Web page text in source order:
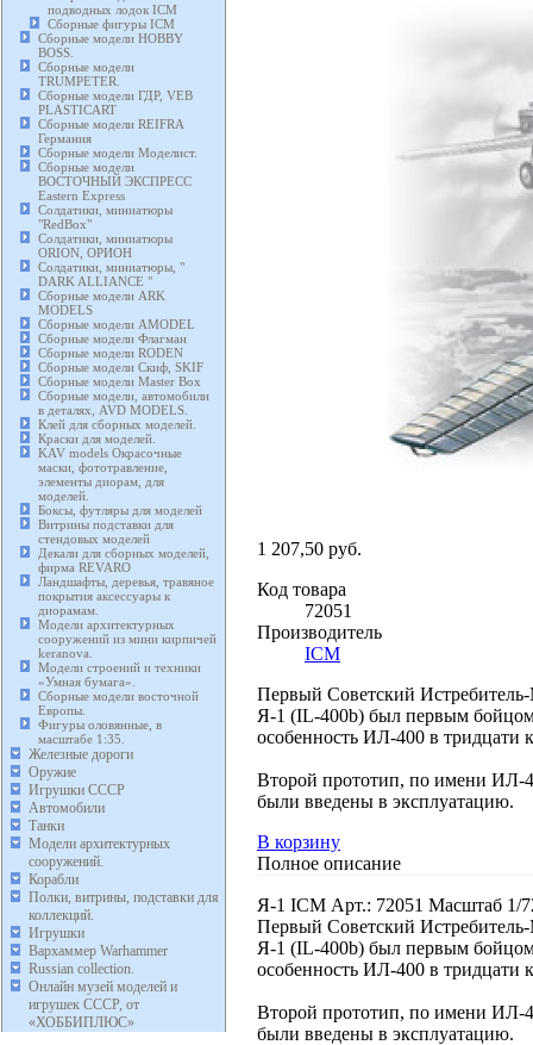
подводных лодок ICM
Сборные фигуры ICM
Сборные модели HOBBY
BOSS.
Сборные модели
TRUMPETER.
Сборные модели ГДР, VEB
PLASTICART
Сборные модели REIFRA
Германия
Сборные модели Моделист.
Сборные модели
ВОСТОЧНЫЙ ЭКСПРЕСС
Eastern Express
Солдатики, миниатюры
"RedBox"
Солдатики, миниатюры
ORION, ОРИОН
Солдатики, миниатюры, "
DARK ALLIANCE "
Сборные модели ARK
MODELS
Сборные модели AMODEL
Сборные модели Флагман
Сборные модели RODEN
Сборные модели Скиф, SKIF
Сборные модели Master Box
Сборные модели, автомобили
в деталях, AVD MODELS.
Клей для сборных моделей.
Краски для моделей.
KAV models Окрасочные
маски, фототравление,
элементы диорам, для
моделей.
Боксы, футляры для моделей
Витрины подставки для
стендовых моделей
Декали для сборных моделей,
фирма REVARO
Ландшафты, деревья, травяное
покрытия аксессуары к
диорамам.
Модели архитектурных
сооружений из мини кирпичей
keranova.
Модели строений и техники
«Умная бумага».
Сборные модели восточной
Европы.
Фигуры оловянные, в
масштабе 1:35.
Железные дороги
Оружие
Игрушки СССР
Автомобили
Танки
Модели архитектурных
сооружений.
Корабли
Полки, витрины, подставки для
коллекций.
Игрушки
Вархаммер Warhammer
Russian collection.
Онлайн музей моделей и
игрушек СССР, от
«ХОББИПЛЮС»
1 207,50 руб.
Код товара
72051
Производитель
ICM
Первый Советский
Я-1 (IL-400b) был первым
особенность ИЛ-400 в тридцати
Второй прототип, по имени ИЛ-
были введены в эксплуатацию.
В корзину
Полное описание
Я-1 ICM Арт.: 72051 Масштаб 1/
Первый Советский
Я-1 (IL-400b) был первым
особенность ИЛ-400 в тридцати
Второй прототип, по имени ИЛ-
были введены в эксплуатацию.